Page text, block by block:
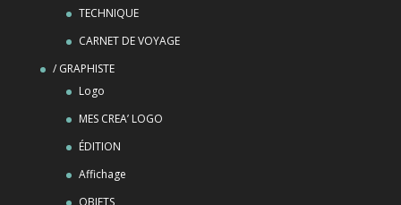
TECHNIQUE
CARNET DE VOYAGE
/ GRAPHISTE
Logo
MES CREA’ LOGO
ÉDITION
Affichage
OBJETS